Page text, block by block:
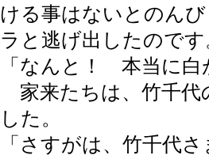
ける事はないとのん
ラと逃げ出したのです
「なんと！ 本当に白
家来たちは、竹千代
した。
「さすがは、竹千代